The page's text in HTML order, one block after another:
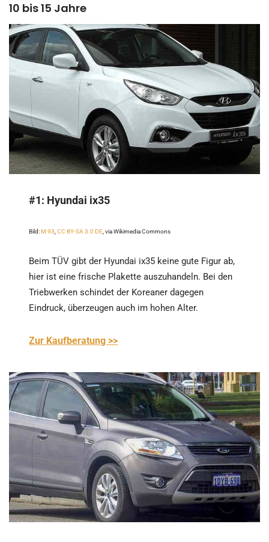
10 bis 15 Jahre
#1: Hyundai ix35
Bild:M 93 ,CC BY-SA 3.0 DE , via Wikimedia Commons
Beim TÜV gibt der Hyundai ix35 keine gute Figur ab,
hier ist eine frische Plakette auszuhandeln. Bei den
Triebwerken schindet der Koreaner dagegen
Eindruck, überzeugen auch im hohen Alter.
Zur Kaufberatung >>